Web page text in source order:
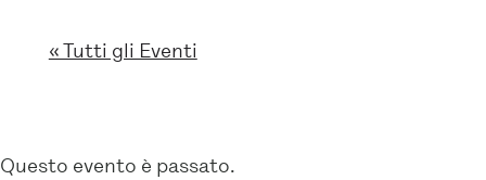
« Tutti gli Eventi
Questo evento è passato.